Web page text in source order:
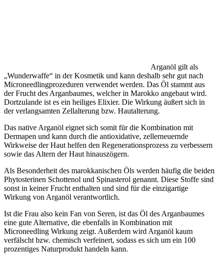
Arganöl gilt als
„Wunderwaffe“ in der Kosmetik und kann deshalb sehr gut nach
Microneedlingprozeduren verwendet werden. Das Öl stammt aus
der Frucht des Arganbaumes, welcher in Marokko angebaut wird.
Dortzulande ist es ein heiliges Elixier. Die Wirkung äußert sich in
der verlangsamten Zellalterung bzw. Hautalterung.
Das native Arganöl eignet sich somit für die Kombination mit
Dermapen und kann durch die antioxidative, zellerneuernde
Wirkweise der Haut helfen den Regenerationsprozess zu verbessern
sowie das Altern der Haut hinauszögern.
Als Besonderheit des marokkanischen Öls werden häufig die beiden
Phytosterinen Schottenol und Spinasterol genannt. Diese Stoffe sind
sonst in keiner Frucht enthalten und sind für die einzigartige
Wirkung von Arganöl verantwortlich.
Ist die Frau also kein Fan von Seren, ist das Öl des Arganbaumes
eine gute Alternative, die ebenfalls in Kombination mit
Microneedling Wirkung zeigt. Außerdem wird Arganöl kaum
verfälscht bzw. chemisch verfeinert, sodass es sich um ein 100
prozentiges Naturprodukt handeln kann.